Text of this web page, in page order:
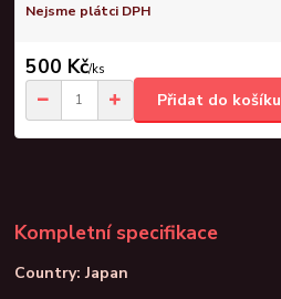
Nejsme plátci DPH
500 Kč/ks
Přidat do košíku
Kompletní specifikace
Country: Japan